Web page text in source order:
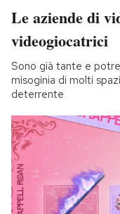
Le aziende di
videogiocatrici
Sono già tante e
misoginia di molti
deterrente